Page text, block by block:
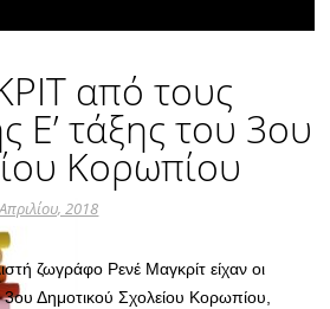
από τους
Ε’ τάξης του 3ου
Κορωπίου
2018
ζωγράφο Ρενέ Μαγκρίτ είχαν οι
3ου Δημοτικού Σχολείου Κορωπίου,